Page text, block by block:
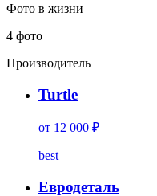
Фото в жизни
4 фото
Производитель
Turtle
от 12 000 ₽
best
Евродеталь